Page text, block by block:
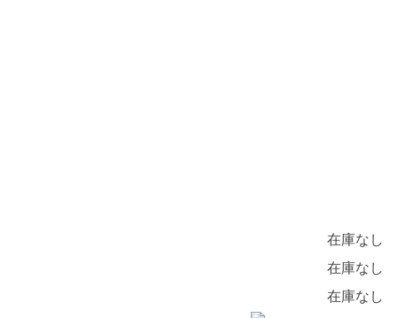
在庫なし
在庫なし
在庫なし